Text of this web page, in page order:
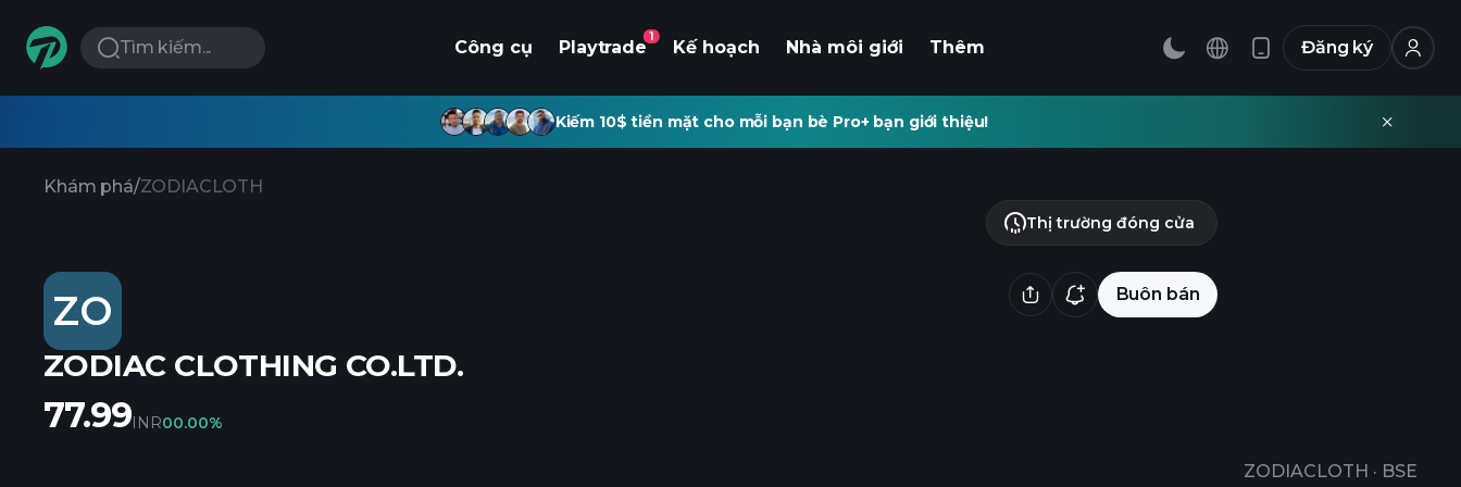
Tìm kiếm... Công cụ Playtrade
1
Kế hoạch Nhà môi giới Thêm Đăng ký
Kiếm 10$ tiền mặt cho mỗi bạn bè Pro+ bạn giới thiệu!
Khám phá/ZODIACLOTH
ZO Buôn bán
ZODIAC CLOTHING CO.LTD.
ZODIACLOTH · BSE
Thị trường đóng cửa
77.99INR00.00%